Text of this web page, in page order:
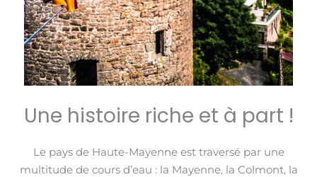
Une histoire riche et à part !
Le pays de Haute-Mayenne est traversé par une
multitude de cours d’eau : la Mayenne, la Colmont, la